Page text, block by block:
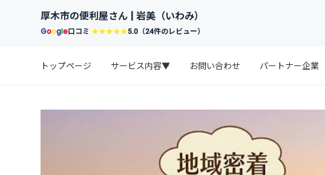
厚木市の便利屋さん | 岩美（いわみ）
Google口コミ★★★★★5.0（24件のレビュー）
トップページ サービス内容▼ お問い合わせ パートナー企業